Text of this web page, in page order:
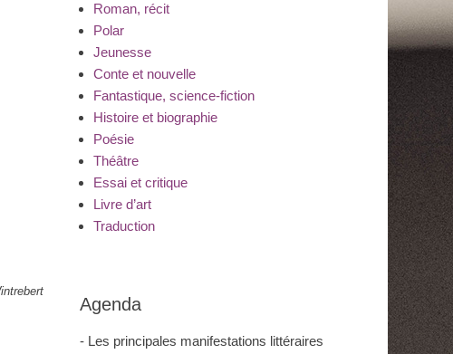
Roman, récit
Polar
Jeunesse
Conte et nouvelle
Fantastique, science-fiction
Histoire et biographie
Poésie
Théâtre
Essai et critique
Livre d’art
Traduction
Agenda
- Les principales manifestations littéraires